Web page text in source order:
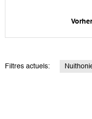
Filtres actuels: